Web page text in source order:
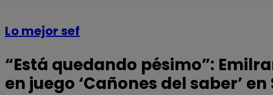
Lo mejor sef
“Está quedando pésimo”:
en juego ‘Cañones del saber’ en